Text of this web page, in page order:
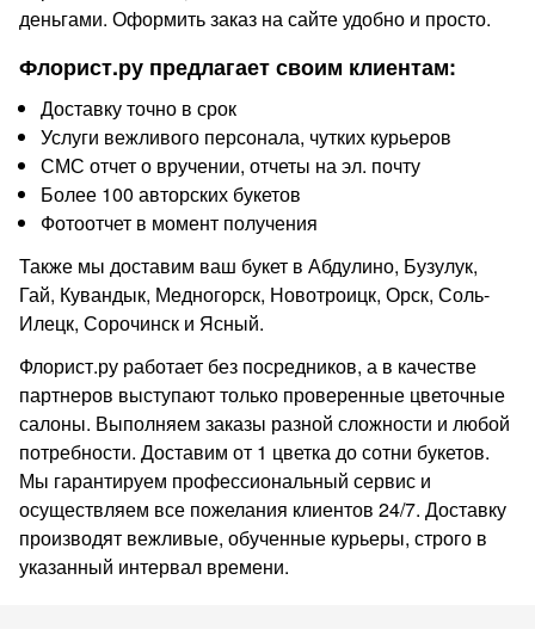
деньгами. Оформить заказ на сайте удобно и просто.
Флорист.ру предлагает своим клиентам:
Доставку точно в срок
Услуги вежливого персонала, чутких курьеров
СМС отчет о вручении, отчеты на эл. почту
Более 100 авторских букетов
Фотоотчет в момент получения
Также мы доставим ваш букет в Абдулино, Бузулук,
Гай, Кувандык, Медногорск, Новотроицк, Орск, Соль-
Илецк, Сорочинск и Ясный.
Флорист.ру работает без посредников, а в качестве
партнеров выступают только проверенные цветочные
салоны. Выполняем заказы разной сложности и любой
потребности. Доставим от 1 цветка до сотни букетов.
Мы гарантируем профессиональный сервис и
осуществляем все пожелания клиентов 24/7. Доставку
производят вежливые, обученные курьеры, строго в
указанный интервал времени.